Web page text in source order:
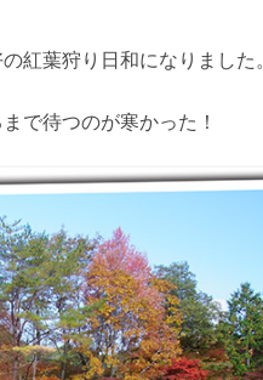
2回目の経過
紅葉狩り日和になりました。
で待つのが寒かった！